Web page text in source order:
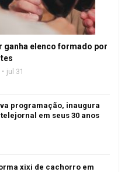
ganha elenco formado por
jul 31
programação, inaugura
em seus 30 anos
xixi de cachorro em